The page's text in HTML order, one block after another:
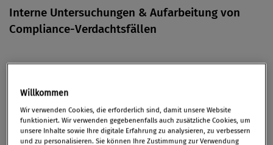
Interne Untersuchungen & Aufarbeitung von
Compliance-Verdachtsfällen
Willkommen
Wir verwenden Cookies, die erforderlich sind, damit unsere Website
funktioniert. Wir verwenden gegebenenfalls auch zusätzliche Cookies, um
unsere Inhalte sowie Ihre digitale Erfahrung zu analysieren, zu verbessern
und zu personalisieren. Sie können Ihre Zustimmung zur Verwendung